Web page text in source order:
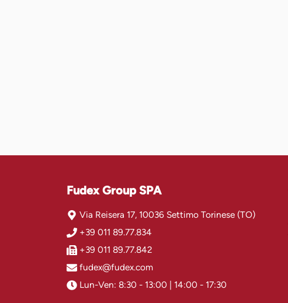
Fudex Group SPA
Via Reisera 17, 10036 Settimo Torinese (TO)
+39 011 89.77.834
+39 011 89.77.842
fudex@fudex.com
Lun-Ven: 8:30 - 13:00 | 14:00 - 17:30